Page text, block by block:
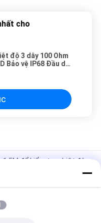
cho
độ 3 dây 100 Ohm
Bảo vệ IP68 Đầu dò
1,5M để kiểm tra nhiệt độ
độ bảo vệ IP68 Độ
nghiệp, Class A 100